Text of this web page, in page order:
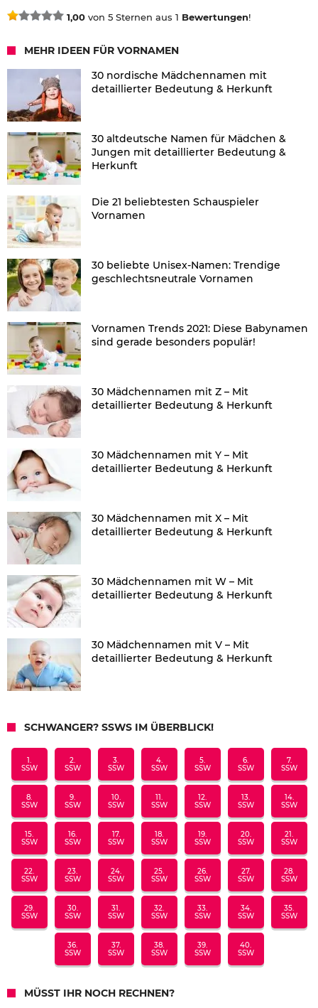
1,00 von 5 Sternen aus 1 Bewertungen!
MEHR IDEEN FÜR VORNAMEN
30 nordische Mädchennamen mit
detaillierter Bedeutung & Herkunft
30 altdeutsche Namen für Mädchen &
Jungen mit detaillierter Bedeutung &
Herkunft
Die 21 beliebtesten Schauspieler
Vornamen
30 beliebte Unisex-Namen: Trendige
geschlechtsneutrale Vornamen
Vornamen Trends 2021: Diese Babynamen
sind gerade besonders populär!
30 Mädchennamen mit Z – Mit
detaillierter Bedeutung & Herkunft
30 Mädchennamen mit Y – Mit
detaillierter Bedeutung & Herkunft
30 Mädchennamen mit X – Mit
detaillierter Bedeutung & Herkunft
30 Mädchennamen mit W – Mit
detaillierter Bedeutung & Herkunft
30 Mädchennamen mit V – Mit
detaillierter Bedeutung & Herkunft
SCHWANGER? SSWS IM ÜBERBLICK!
1.
SSW
2.
SSW
3.
SSW
4.
SSW
5.
SSW
6.
SSW
7.
SSW
8.
SSW
9.
SSW
10.
SSW
11.
SSW
12.
SSW
13.
SSW
14.
SSW
15.
SSW
16.
SSW
17.
SSW
18.
SSW
19.
SSW
20.
SSW
21.
SSW
22.
SSW
23.
SSW
24.
SSW
25.
SSW
26.
SSW
27.
SSW
28.
SSW
29.
SSW
30.
SSW
31.
SSW
32.
SSW
33.
SSW
34.
SSW
35.
SSW
36.
SSW
37.
SSW
38.
SSW
39.
SSW
40.
SSW
MÜSST IHR NOCH RECHNEN?